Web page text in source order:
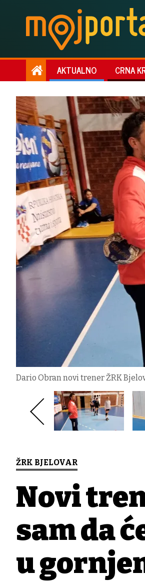
AKTUALNO CRNA
Dario Obran novi trener ŽRK
ŽRK BJELOVAR
Novi
sam da
u